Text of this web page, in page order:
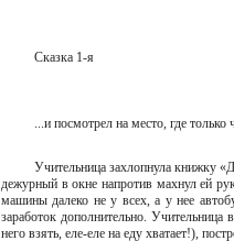
Сказка 1-я
...и посмотрел на место, где
Учительница захлопнула книжку
дежурный в окне напротив махнул ей
машины далеко не у всех, а у нее
заработок дополнительно. Учительница
него взять, еле-еле на еду хватает!),